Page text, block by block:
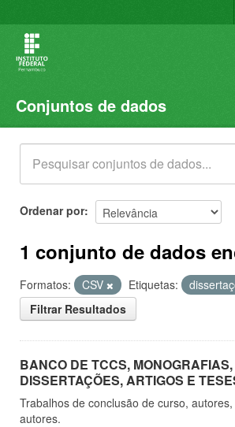
Conjuntos de dados
Organizações
Grupos
Sobre
Conjuntos de dados
Ordenar por
1 conjunto de dados
Formatos: CSV Etiquetas:
Filtrar Resultados
BANCO DE TCCS, MONOGRAFIAS,
DISSERTAÇÕES, ARTIGOS E
Trabalhos de conclusão de curso,
autores.